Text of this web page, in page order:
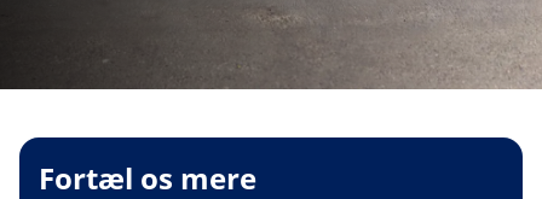
Fortæl os mere